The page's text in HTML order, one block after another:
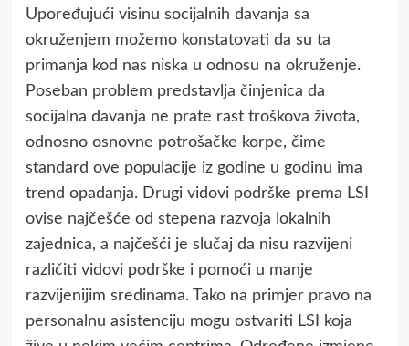
Upoređujući visinu socijalnih davanja sa
okruženjem možemo konstatovati da su ta
primanja kod nas niska u odnosu na okruženje.
Poseban problem predstavlja činjenica da
socijalna davanja ne prate rast troškova života,
odnosno osnovne potrošačke korpe, čime
standard ove populacije iz godine u godinu ima
trend opadanja. Drugi vidovi podrške prema LSI
ovise najčešće od stepena razvoja lokalnih
zajednica, a najčešći je slučaj da nisu razvijeni
različiti vidovi podrške i pomoći u manje
razvijenijim sredinama. Tako na primjer pravo na
personalnu asistenciju mogu ostvariti LSI koja